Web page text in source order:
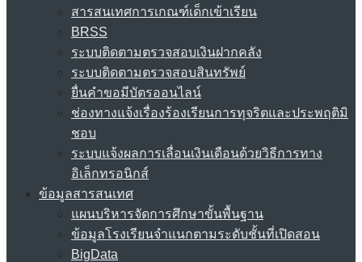
สารสนเทศการเกณฑ์เด็กเข้าเรียน
BRSS
ระบบติดตามตรวจสอบเงินฝากคลัง
ระบบติดตามตรวจสอบสินทรัพย์
ยื่นคำขอมีบัตรออนไลน์
ช่องทางแจ้งเรื่องร้องเรียนการทุจริตและประพฤติมิ
ชอบ
ระบบแจ้งผลการเลื่อนเงินเดือนด้วยวิธีการทาง
อิเล็กทรอนิกส์
ข้อมูลสารสนเทศ
แผนบริหารจัดการศึกษาขั้นพื้นฐาน
ข้อมูลโรงเรียนจำแนกตามระดับชั้นที่เปิดสอน
BigData